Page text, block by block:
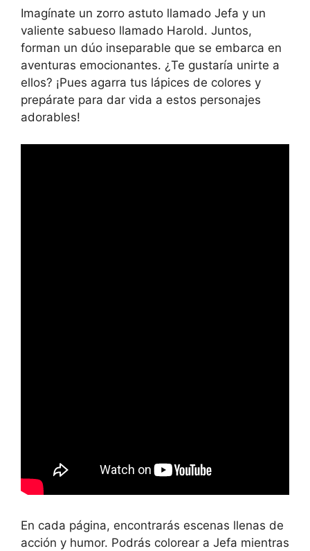
Imagínate un zorro astuto llamado Jefa y un
valiente sabueso llamado Harold. Juntos,
forman un dúo inseparable que se embarca en
aventuras emocionantes. ¿Te gustaría unirte a
ellos? ¡Pues agarra tus lápices de colores y
prepárate para dar vida a estos personajes
adorables!
En cada página, encontrarás escenas llenas de
acción y humor. Podrás colorear a Jefa mientras